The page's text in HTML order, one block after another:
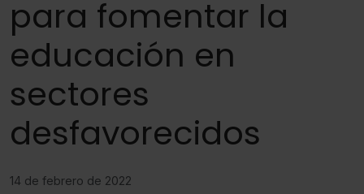
para fomentar la
educación en
sectores
desfavorecidos
14 de febrero de 2022